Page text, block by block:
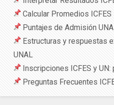
Calcular Promedios ICFES
Puntajes de Admisión
Estructuras y respuestas
UNAL
Inscripciones ICFES y UN:
Preguntas Frecuentes